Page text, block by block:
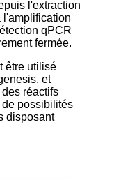
l'extraction
qPCR
fermée.
être utilisé
et
réactifs
de possibilités
disposant